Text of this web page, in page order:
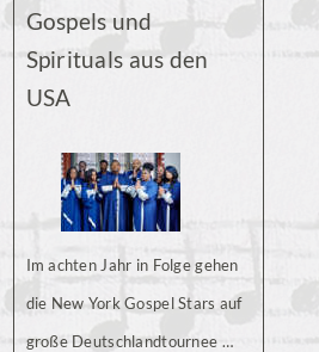
Gospels und
Spirituals aus den
USA
Im achten Jahr in Folge gehen
die New York Gospel Stars auf
große Deutschlandtournee …